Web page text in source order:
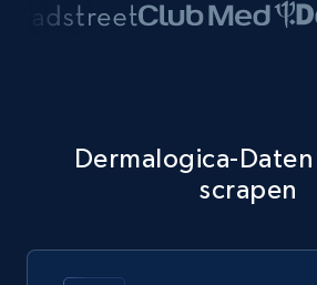
Dermalogica-
scrapen